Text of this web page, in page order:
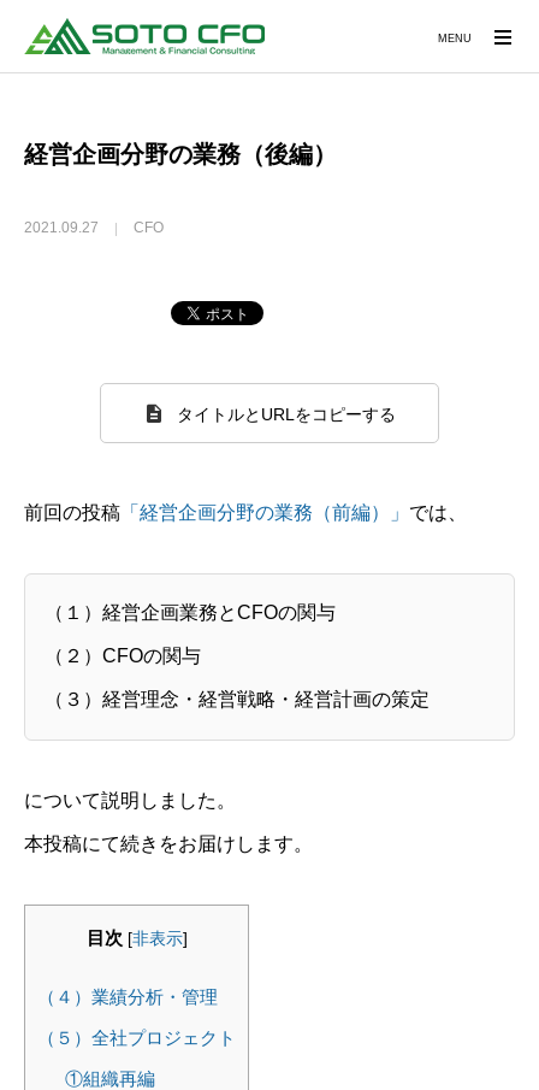
経営企画分野の業務（後編）
2021.09.27 CFO
タイトルとURLをコピーする
前回の投稿 「経営企画分野の業務（前編）」 では、
（１）経営企画業務とCFOの関与
（２）CFOの関与
（３）経営理念・経営戦略・経営計画の策定
について説明しました。
本投稿にて続きをお届けします。
目次 [非表示]
（４）業績分析・管理
（５）全社プロジェクト
①組織再編
MENU